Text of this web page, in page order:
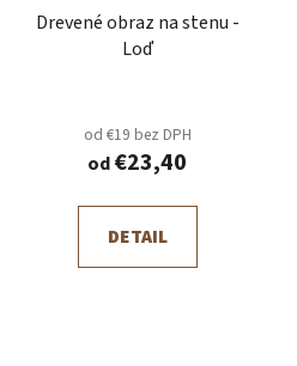
Drevené obraz na stenu -
Loď
od €19 bez DPH
od€23,40
DETAIL